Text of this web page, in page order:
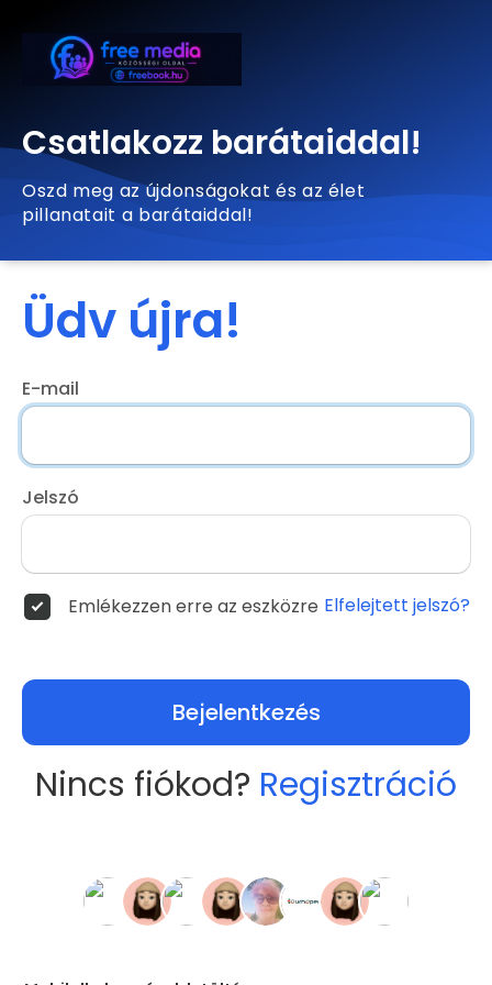
Csatlakozz barátaiddal!
Oszd meg az újdonságokat és az élet
pillanatait a barátaiddal!
Üdv újra!
E-mail
Jelszó
Emlékezzen erre az eszközre Elfelejtett jelszó?
Bejelentkezés
Nincs fiókod? Regisztráció